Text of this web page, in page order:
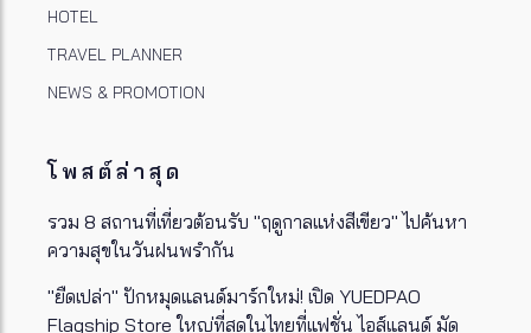
HOTEL
TRAVEL PLANNER
NEWS & PROMOTION
โพสต์ล่าสุด
รวม 8 สถานที่เที่ยวต้อนรับ "ฤดูกาลแห่งสีเขียว" ไปค้นหา
ความสุขในวันฝนพรำกัน
"ยืดเปล่า" ปักหมุดแลนด์มาร์กใหม่! เปิด YUEDPAO
Flagship Store ใหญ่ที่สุดในไทยที่แฟชั่น ไอส์แลนด์ มัด